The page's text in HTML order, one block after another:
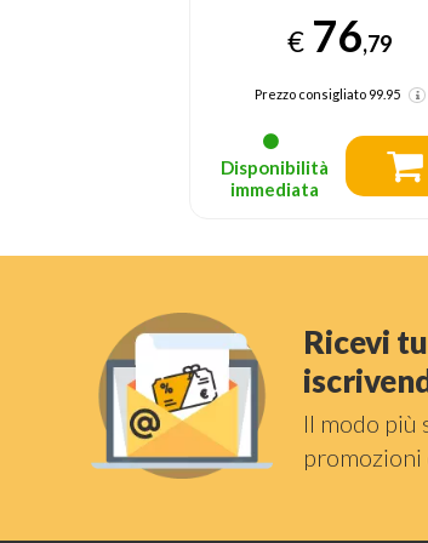
€ 191 ,04
Disponibilità
immediata
Ricevi
Il modo più
promozioni